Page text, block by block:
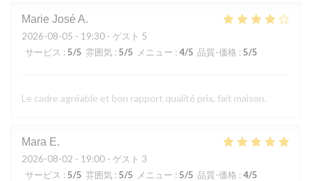
Marie José A
2026-08-05 - 19:30 - ゲスト 5
サービス : 5/5 雰囲気 : 5/5 メニュー : 4/5 品質-価格 : 5/5
Le cadre agréable et bon rapport qualité prix, fait maison.
Mara E
2026-08-02 - 19:00 - ゲスト 3
サービス : 5/5 雰囲気 : 5/5 メニュー : 5/5 品質-価格 : 4/5